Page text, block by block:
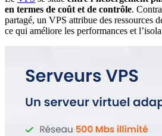
en termes de coût et de contrôle.
partagé, un VPS attribue des ressources
ce qui améliore les performances et